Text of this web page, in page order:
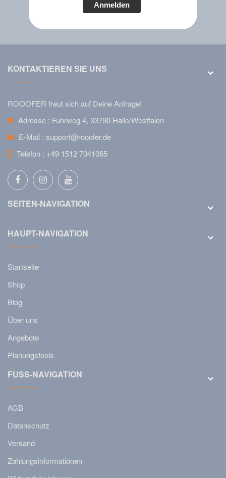
Anmelden
KONTAKTIEREN SIE UNS
ROOOFER freut sich auf Deine Anfrage!
Adresse : Fuhrweg 4, 33790 Halle/Westfalen
E-Mail : support@rooofer.de
Telefon : +49 1512 7041065
SEITEN-NAVIGATION
HAUPT-NAVIGATION
Startseite
Shop
Blog
Über uns
Angebote
Planungstools
FUSS-NAVIGATION
AGB
Datenschutz
Versand
Zahlungsinformationen